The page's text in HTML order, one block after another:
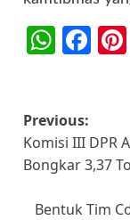
Post
Previous:
Komisi III DPR
Bongkar 3,37
Bentuk Tim